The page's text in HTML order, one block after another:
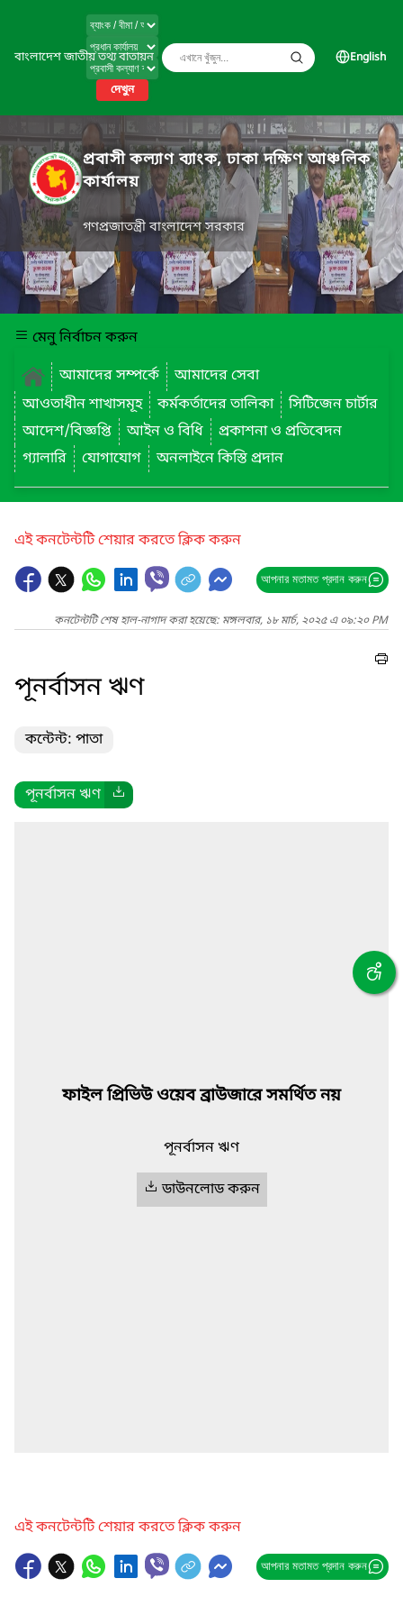
বাংলাদেশ জাতীয় তথ্য বাতায়ন
দেখুন
English
প্রবাসী কল্যাণ ব্যাংক, ঢাকা দক্ষিণ আঞ্চলিক
কার্যালয়
গণপ্রজাতন্ত্রী বাংলাদেশ সরকার
মেনু নির্বাচন করুন
আমাদের সম্পর্কে
আমাদের সেবা
আওতাধীন শাখাসমূহ
কর্মকর্তাদের তালিকা
সিটিজেন চার্টার
আদেশ/বিজ্ঞপ্তি
আইন ও বিধি
প্রকাশনা ও প্রতিবেদন
গ্যালারি
যোগাযোগ অনলাইনে কিস্তি প্রদান
এই কনটেন্টটি শেয়ার করতে ক্লিক করুন
আপনার মতামত প্রদান করুন
কনটেন্টটি শেষ হাল-নাগাদ করা হয়েছে: মঙ্গলবার, ১৮ মার্চ, ২০২৫ এ ০৯:২০ PM
পূনর্বাসন ঋণ
কন্টেন্ট: পাতা
পূনর্বাসন ঋণ
ফাইল প্রিভিউ ওয়েব ব্রাউজারে সমর্থিত নয়
পূনর্বাসন ঋণ
ডাউনলোড করুন
এই কনটেন্টটি শেয়ার করতে ক্লিক করুন
আপনার মতামত প্রদান করুন